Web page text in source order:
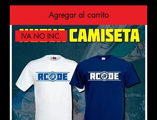
Agregar al carrito
IVA NO INC.